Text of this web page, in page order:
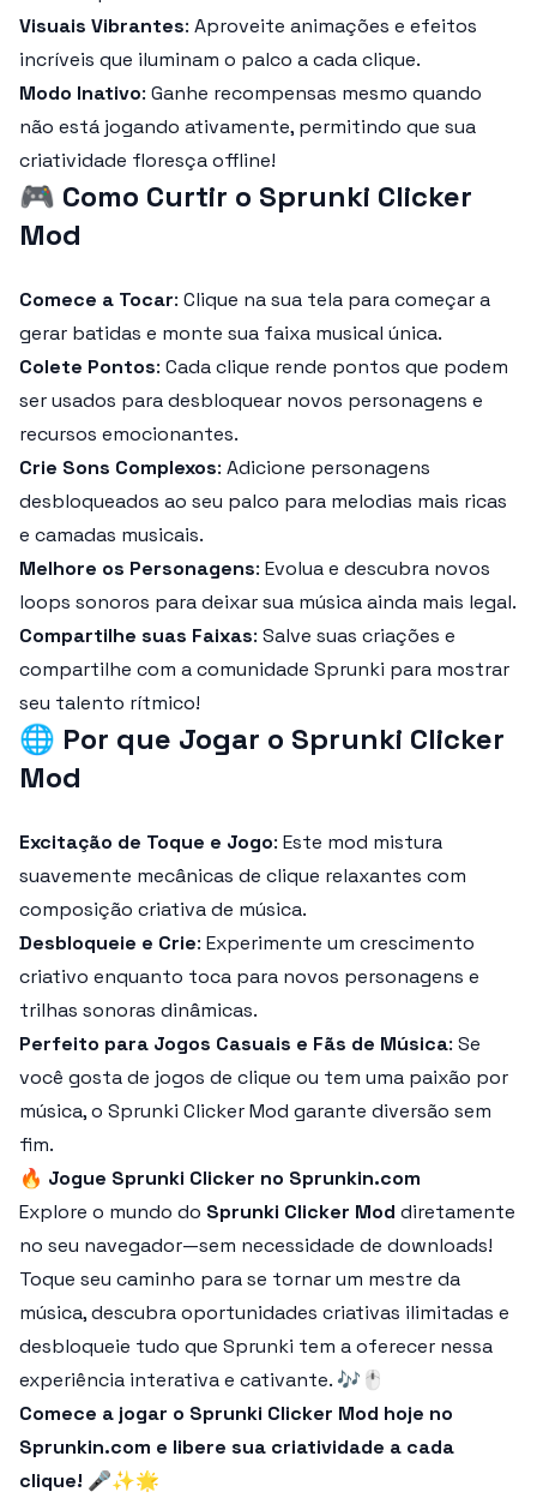
Visuais Vibrantes: Aproveite animações e efeitos
incríveis que iluminam o palco a cada clique.
Modo Inativo: Ganhe recompensas mesmo quando
não está jogando ativamente, permitindo que sua
criatividade floresça offline!
🎮 Como Curtir o Sprunki Clicker
Mod
Comece a Tocar: Clique na sua tela para começar a
gerar batidas e monte sua faixa musical única.
Colete Pontos: Cada clique rende pontos que podem
ser usados para desbloquear novos personagens e
recursos emocionantes.
Crie Sons Complexos: Adicione personagens
desbloqueados ao seu palco para melodias mais ricas
e camadas musicais.
Melhore os Personagens: Evolua e descubra novos
loops sonoros para deixar sua música ainda mais legal.
Compartilhe suas Faixas: Salve suas criações e
compartilhe com a comunidade Sprunki para mostrar
seu talento rítmico!
🌐 Por que Jogar o Sprunki Clicker
Mod
Excitação de Toque e Jogo: Este mod mistura
suavemente mecânicas de clique relaxantes com
composição criativa de música.
Desbloqueie e Crie: Experimente um crescimento
criativo enquanto toca para novos personagens e
trilhas sonoras dinâmicas.
Perfeito para Jogos Casuais e Fãs de Música: Se
você gosta de jogos de clique ou tem uma paixão por
música, o Sprunki Clicker Mod garante diversão sem
fim.
🔥 Jogue Sprunki Clicker no Sprunkin.com
Explore o mundo do Sprunki Clicker Mod diretamente
no seu navegador—sem necessidade de downloads!
Toque seu caminho para se tornar um mestre da
música, descubra oportunidades criativas ilimitadas e
desbloqueie tudo que Sprunki tem a oferecer nessa
experiência interativa e cativante. 🎶🖱️
Comece a jogar o Sprunki Clicker Mod hoje no
Sprunkin.com e libere sua criatividade a cada
clique! 🎤✨🌟